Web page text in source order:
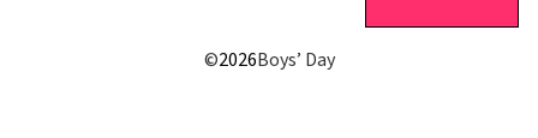
©2026Boys’ Day